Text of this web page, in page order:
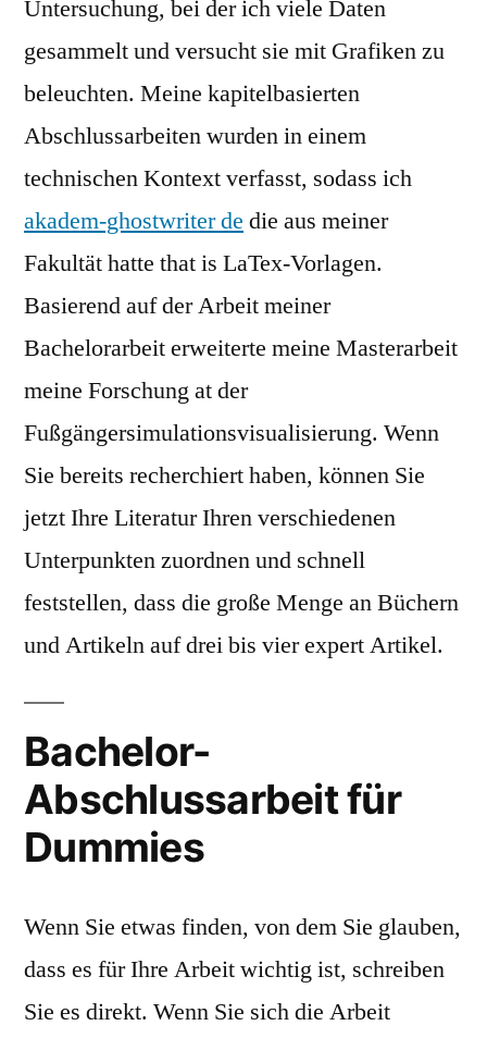
Untersuchung, bei der ich viele Daten
gesammelt und versucht sie mit Grafiken zu
beleuchten. Meine kapitelbasierten
Abschlussarbeiten wurden in einem
technischen Kontext verfasst, sodass ich
akadem-ghostwriter de die aus meiner
Fakultät hatte that is LaTex-Vorlagen.
Basierend auf der Arbeit meiner
Bachelorarbeit erweiterte meine Masterarbeit
meine Forschung at der
Fußgängersimulationsvisualisierung. Wenn
Sie bereits recherchiert haben, können Sie
jetzt Ihre Literatur Ihren verschiedenen
Unterpunkten zuordnen und schnell
feststellen, dass die große Menge an Büchern
und Artikeln auf drei bis vier expert Artikel.
Bachelor-
Abschlussarbeit für
Dummies
Wenn Sie etwas finden, von dem Sie glauben,
dass es für Ihre Arbeit wichtig ist, schreiben
Sie es direkt. Wenn Sie sich die Arbeit